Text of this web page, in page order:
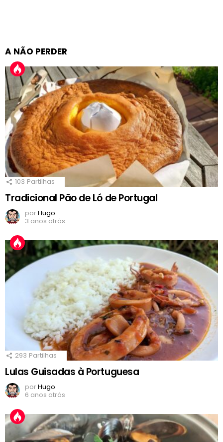
A NÃO PERDER
103 Partilhas
Tradicional Pão de Ló de Portugal
porHugo
3 anos atrás
293 Partilhas
Lulas Guisadas à Portuguesa
porHugo
6 anos atrás